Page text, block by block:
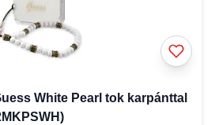
White Pearl tok karpánttal